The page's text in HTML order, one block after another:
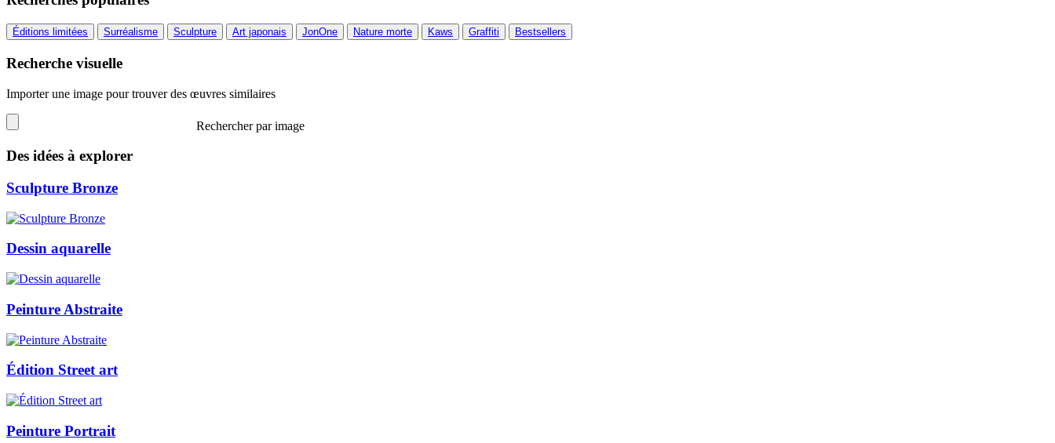
Éditions limitées Surréalisme Sculpture Art japonais JonOne Nature morte Kaws Graffiti Bestsellers
Recherche visuelle
Importer une image pour trouver des œuvres similaires
Rechercher par image
Des idées à explorer
Sculpture Bronze
Dessin aquarelle
Peinture Abstraite
Édition Street art
Peinture Portrait